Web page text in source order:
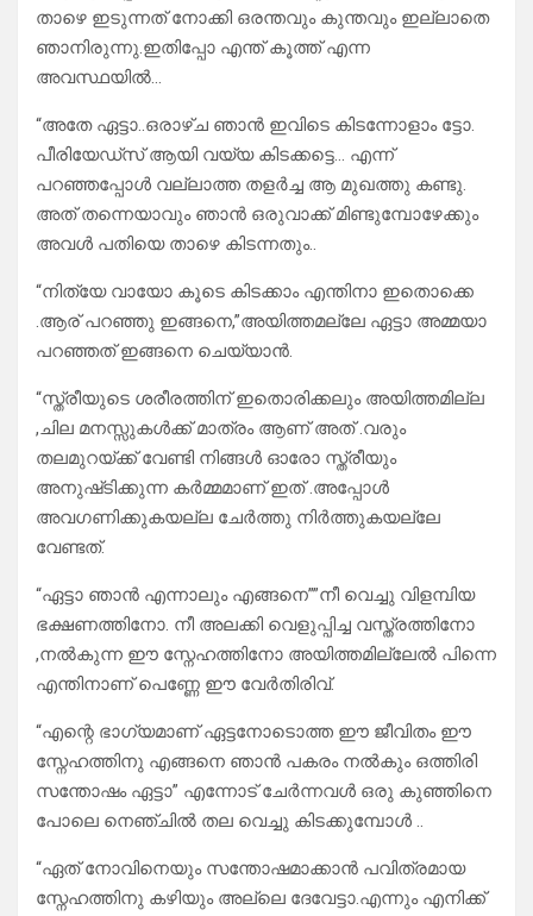
താഴെ ഇടുന്നത് നോക്കി ഒരന്തവും കുന്തവും ഇല്ലാതെ
ഞാനിരുന്നു.ഇതിപ്പോ എന്ത് കൂത്ത് എന്ന
അവസ്ഥയിൽ…
“അതേ ഏട്ടാ..ഒരാഴ്ച ഞാൻ ഇവിടെ കിടന്നോളാം ട്ടോ.
പീരിയേഡ്‌സ് ആയി വയ്യ കിടക്കട്ടെ… എന്ന്
പറഞ്ഞപ്പോൾ വല്ലാത്ത തളർച്ച ആ മുഖത്തു കണ്ടു.
അത് തന്നെയാവും ഞാൻ ഒരുവാക്ക് മിണ്ടുമ്പോഴേക്കും
അവൾ പതിയെ താഴെ കിടന്നതും..
“നിത്യേ വായോ കൂടെ കിടക്കാം എന്തിനാ ഇതൊക്കെ
.ആര് പറഞ്ഞു ഇങ്ങനെ,”അയിത്തമല്ലേ ഏട്ടാ അമ്മയാ
പറഞ്ഞത് ഇങ്ങനെ ചെയ്യാൻ.
“സ്ത്രീയുടെ ശരീരത്തിന് ഇതൊരിക്കലും അയിത്തമില്ല
,ചില മനസ്സുകൾക്ക് മാത്രം ആണ് അത് .വരും
തലമുറയ്ക്ക് വേണ്ടി നിങ്ങൾ ഓരോ സ്ത്രീയും
അനുഷ്‌ടിക്കുന്ന കർമ്മമാണ് ഇത്‌ .അപ്പോൾ
അവഗണിക്കുകയല്ല ചേർത്തു നിർത്തുകയല്ലേ
വേണ്ടത്.
“ഏട്ടാ ഞാൻ എന്നാലും എങ്ങനെ””നീ വെച്ചു വിളമ്പിയ
ഭക്ഷണത്തിനോ. നീ അലക്കി വെളുപ്പിച്ച വസ്ത്രത്തിനോ
,നൽകുന്ന ഈ സ്നേഹത്തിനോ അയിത്തമില്ലേൽ പിന്നെ
എന്തിനാണ് പെണ്ണേ ഈ വേർതിരിവ്.
“എന്റെ ഭാഗ്യമാണ് ഏട്ടനോടൊത്ത ഈ ജീവിതം ഈ
സ്നേഹത്തിനു എങ്ങനെ ഞാൻ പകരം നൽകും ഒത്തിരി
സന്തോഷം ഏട്ടാ” എന്നോട് ചേർന്നവൾ ഒരു കുഞ്ഞിനെ
പോലെ നെഞ്ചിൽ തല വെച്ചു കിടക്കുമ്പോൾ ..
“ഏത് നോവിനെയും സന്തോഷമാക്കാൻ പവിത്രമായ
സ്നേഹത്തിനു കഴിയും അല്ലെ ദേവേട്ടാ.എന്നും എനിക്ക്